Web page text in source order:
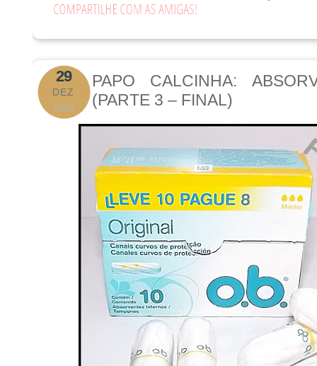
29
DEZ
2015
PAPO CALCINHA:
(PARTE 3 – FINAL)